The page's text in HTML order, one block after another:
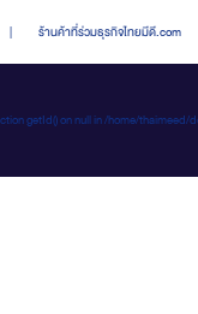
| ร้านค้าที่ร่วมธุรกิจไทยมีดี.com
getId() on null in /home/